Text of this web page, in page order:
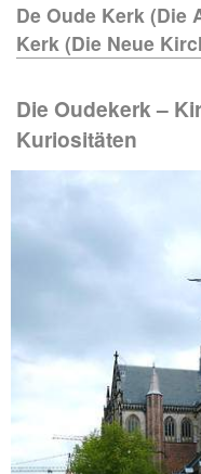
De Oude Kerk (Die
Kerk (Die Neue
Die Oudekerk –
Kuriositäten